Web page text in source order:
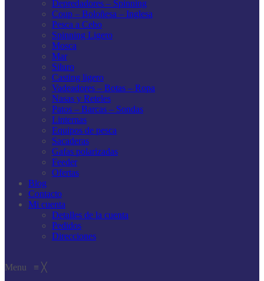
Depredadores – Spinning
Coup – Boloñesa – Inglesa
Pesca a Cebo
Spinning Ligero
Mosca
Mar
Siluro
Casting ligero
Vadeadores – Botas – Ropa
Nasas y Reteles
Patos – Barcas – Sondas
Linternas
Equipos de pesca
Sacaderas
Gafas polarizadas
Feeder
Ofertas
Blog
Contacto
Mi cuenta
Detalles de la cuenta
Pedidos
Direcciones
Menu ≡ ╳